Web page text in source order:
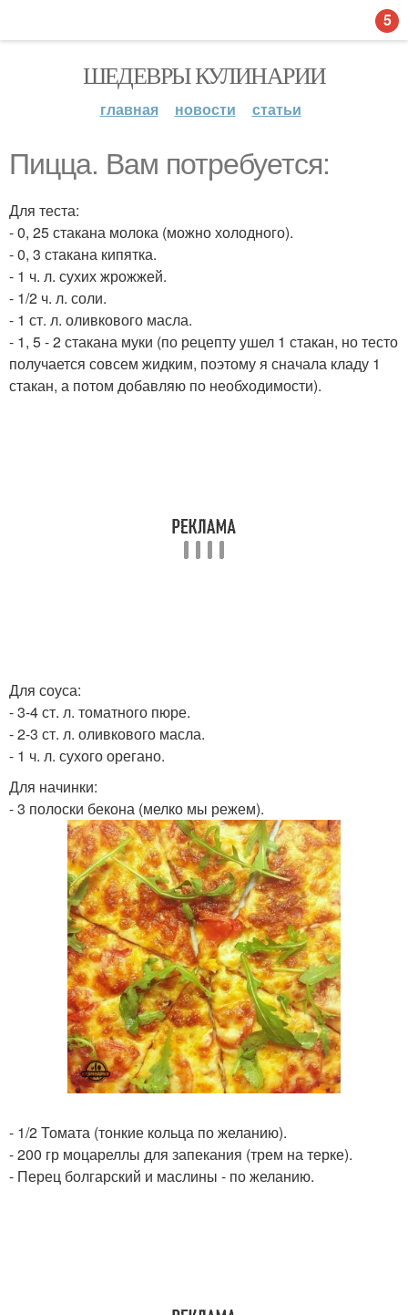
ШЕДЕВРЫ КУЛИНАРИИ
главная новости статьи
Пицца. Вам потребуется:
Для теста:
- 0, 25 стакана молока (можно холодного).
- 0, 3 стакана кипятка.
- 1 ч. л. сухих жрожжей.
- 1/2 ч. л. соли.
- 1 ст. л. оливкового масла.
- 1, 5 - 2 стакана муки (по рецепту ушел 1 стакан, но тесто
получается совсем жидким, поэтому я сначала кладу 1
стакан, а потом добавляю по необходимости).
Для соуса:
- 3-4 ст. л. томатного пюре.
- 2-3 ст. л. оливкового масла.
- 1 ч. л. сухого орегано.
Для начинки:
- 3 полоски бекона (мелко мы режем).
- 1/2 Томата (тонкие кольца по желанию).
- 200 гр моцареллы для запекания (трем на терке).
- Перец болгарский и маслины - по желанию.
5